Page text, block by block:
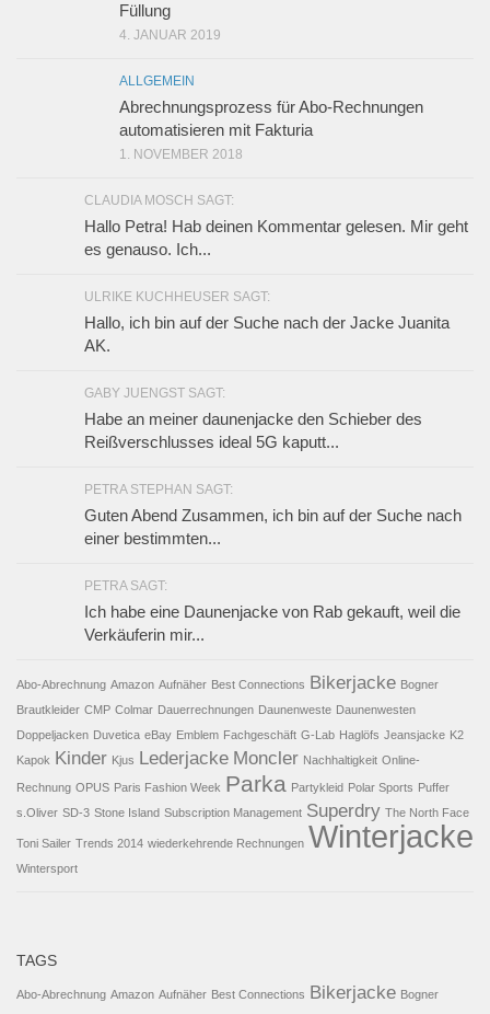
Füllung
4. JANUAR 2019
ALLGEMEIN
Abrechnungsprozess für Abo-Rechnungen
automatisieren mit Fakturia
1. NOVEMBER 2018
CLAUDIA MOSCH SAGT:
Hallo Petra! Hab deinen Kommentar gelesen. Mir geht
es genauso. Ich...
ULRIKE KUCHHEUSER SAGT:
Hallo, ich bin auf der Suche nach der Jacke Juanita
AK.
GABY JUENGST SAGT:
Habe an meiner daunenjacke den Schieber des
Reißverschlusses ideal 5G kaputt...
PETRA STEPHAN SAGT:
Guten Abend Zusammen, ich bin auf der Suche nach
einer bestimmten...
PETRA SAGT:
Ich habe eine Daunenjacke von Rab gekauft, weil die
Verkäuferin mir...
Abo-Abrechnung Amazon Aufnäher Best Connections Bikerjacke Bogner
Brautkleider CMP Colmar Dauerrechnungen Daunenweste Daunenwesten
Doppeljacken Duvetica eBay Emblem Fachgeschäft G-Lab Haglöfs Jeansjacke K2
Kapok
Kinder Kjus Lederjacke Moncler Nachhaltigkeit Online-
Rechnung OPUS Paris Fashion Week Parka Partykleid Polar Sports Puffer
s.Oliver SD-3 Stone Island Subscription Management Superdry The North Face
Toni Sailer Trends 2014 wiederkehrende Rechnungen Winterjacke
Wintersport
TAGS
Abo-Abrechnung Amazon Aufnäher Best Connections Bikerjacke Bogner